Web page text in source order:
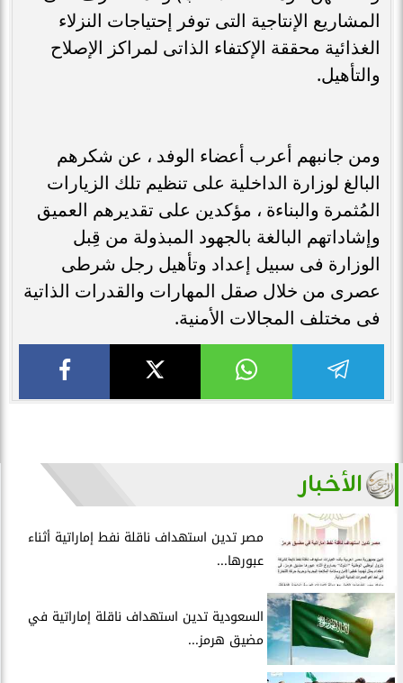
المشاريع الإنتاجية التى توفر إحتياجات النزلاء
الغذائية محققة الإكتفاء الذاتى لمراكز الإصلاح
والتأهيل.
ومن جانبهم أعرب أعضاء الوفد ، عن شكرهم
البالغ لوزارة الداخلية على تنظيم تلك الزيارات
المُثمرة والبناءة ، مؤكدين على تقديرهم العميق
وإشاداتهم البالغة بالجهود المبذولة من قِبل
الوزارة فى سبيل إعداد وتأهيل رجل شرطى
عصرى من خلال صقل المهارات والقدرات الذاتية
فى مختلف المجالات الأمنية.
الأخبار
مصر تدين استهداف ناقلة نفط إماراتية أثناء
عبورها...
السعودية تدين استهداف ناقلة إماراتية في
مضيق هرمز...